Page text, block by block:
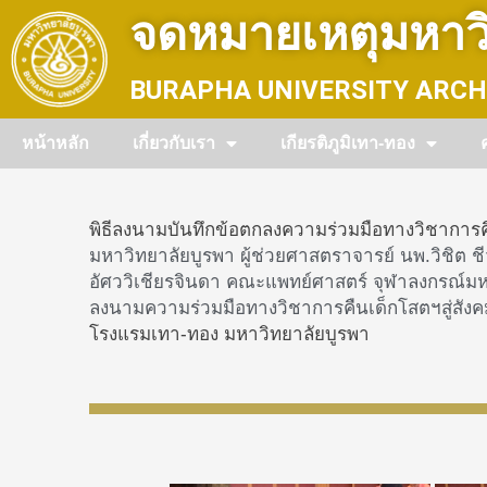
content
จดหมายเหตุมหา
BURAPHA UNIVERSITY
หน้าหลัก เกี่ยวกับเรา เกียรติภูมิเทา-ทอง
พิธีลงนามบันทึกข้อตกลงความร่วมมือทางวิชากา
มหาวิทยาลัยบูรพา ผู้ช่วยศาสตราจารย์ นพ.วิชิต
อัศววิเชียรจินดา คณะแพทย์ศาสตร์ จุฬาลงกรณ์ม
ลงนามความร่วมมือทางวิชาการคืนเด็กโสตฯสู่สั
โรงแรมเทา-ทอง มหาวิทยาลัยบูรพา